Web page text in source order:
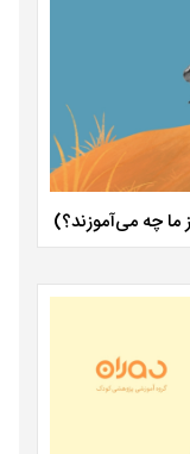
ما چه می‌آموزند؟)